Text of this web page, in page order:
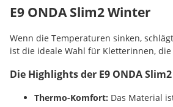
E9 ONDA Slim2 Winter
Wenn die Temperaturen sinken,
ist die ideale Wahl für Kletterinnen,
Die Highlights der E9 ONDA
Thermo-Komfort: Das Material